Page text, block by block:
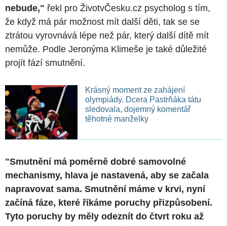
nebude," řekl pro ŽivotvČesku.cz psycholog s tím,
že když má pár možnost mít další děti, tak se se
ztrátou vyrovnává lépe než pár, který další dítě mít
nemůže. Podle Jeronýma Klimeše je také důležité
projít fází smutnění.
Krásný moment ze zahájení
olympiády. Dcera Pastrňáka tátu
sledovala, dojemný komentář
těhotné manželky
"Smutnění má poměrně dobré samovolné
mechanismy, hlava je nastavená, aby se začala
napravovat sama. Smutnění máme v krvi, nyní
začíná fáze, které říkáme poruchy přizpůsobení.
Tyto poruchy by měly odeznít do čtvrt roku až